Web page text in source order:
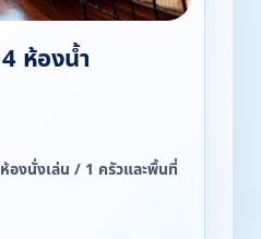
ห้องน้ำ
งนั่งเล่น / 1 ครัวและพื้นที่